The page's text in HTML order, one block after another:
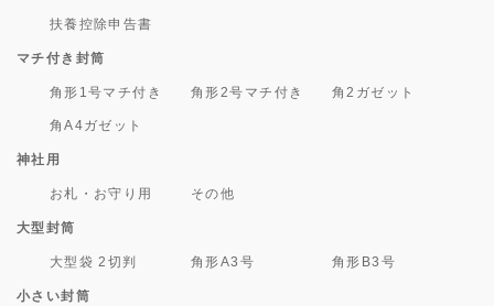
扶養控除申告書
マチ付き封筒
角形1号マチ付き 角形2号マチ付き 角2ガゼット
角A4ガゼット
神社用
お札・お守り用 その他
大型封筒
大型袋 2切判 角形A3号 角形B3号
小さい封筒